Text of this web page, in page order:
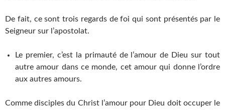
De fait, ce sont trois regards de foi qui sont présentés par le
Seigneur sur l’apostolat.
Le premier, c’est la primauté de l’amour de Dieu sur tout
autre amour dans ce monde, cet amour qui donne l’ordre
aux autres amours.
Comme disciples du Christ l’amour pour Dieu doit occuper le